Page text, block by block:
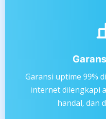
Garansi uptime 99%
internet dilengkapi
handal, dan